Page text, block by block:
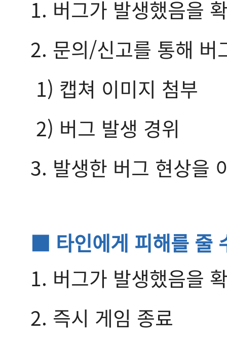
1. 버그가 발생했음을
2. 문의/신고를 통해 버
1) 캡쳐 이미지 첨부
2) 버그 발생 경위
3. 발생한 버그 현상을
■ 타인에게 피해를 줄
1. 버그가 발생했음을
2. 즉시 게임 종료